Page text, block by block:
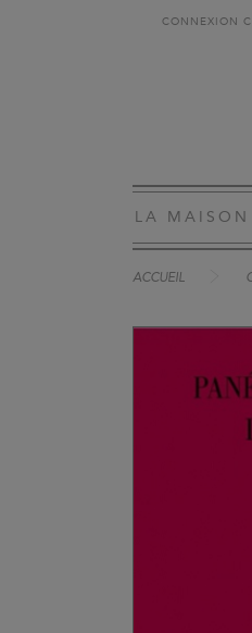
CONNEXION
LA MAISON
ACCUEIL